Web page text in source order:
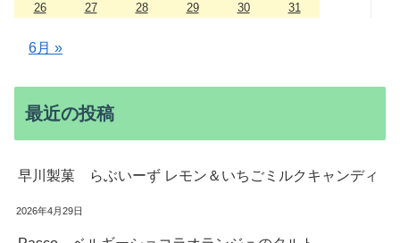
26
27 28 29 30 31
6月 »
最近の投稿
早川製菓 らぶいーず レモン＆いちごミルクキャンディ
2026年4月29日